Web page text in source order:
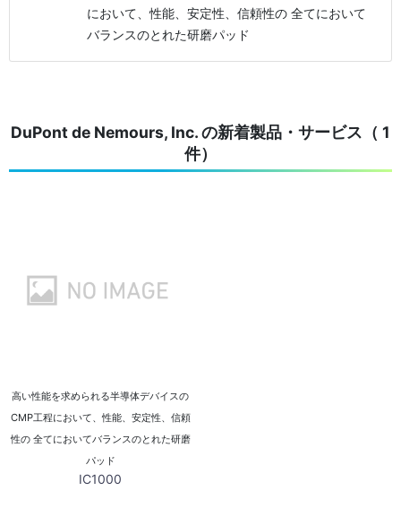
において、性能、安定性、信頼性の 全てにおいて
バランスのとれた研磨パッド
DuPont de Nemours, Inc. の新着製品・サービス（ 1
件）
高い性能を求められる半導体デバイスの
CMP工程において、性能、安定性、信頼
性の 全てにおいてバランスのとれた研磨
パッド
IC1000